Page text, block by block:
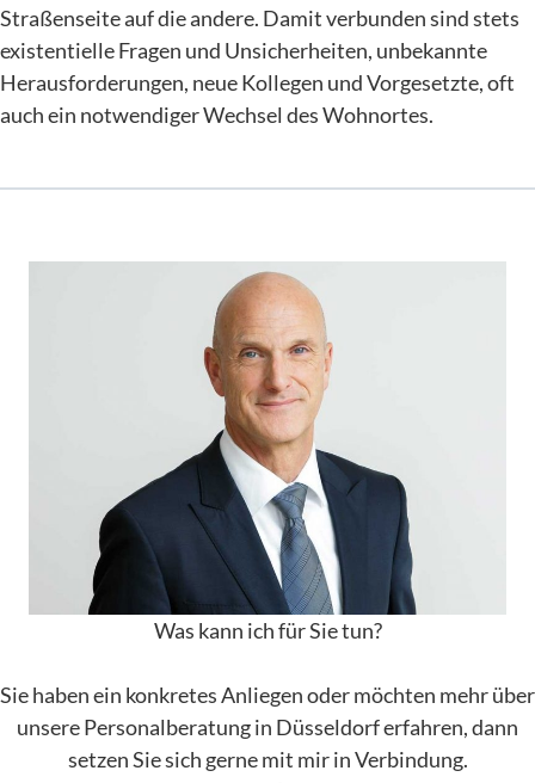
Straßenseite auf die andere. Damit verbunden sind stets
existentielle Fragen und Unsicherheiten, unbekannte
Herausforderungen, neue Kollegen und Vorgesetzte, oft
auch ein notwendiger Wechsel des Wohnortes.
Was kann ich für Sie tun?
Sie haben ein konkretes Anliegen oder möchten mehr über
unsere Personalberatung in Düsseldorf erfahren, dann
setzen Sie sich gerne mit mir in Verbindung.